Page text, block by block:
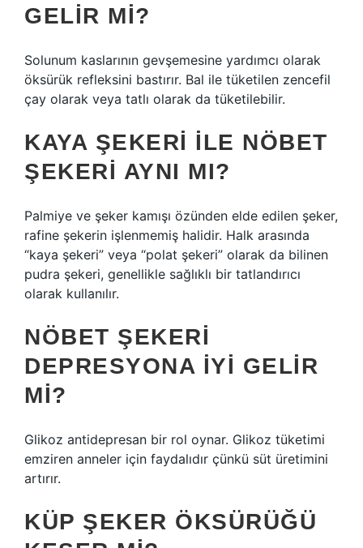
GELIR MI?
Solunum kaslarının gevşemesine yardımcı olarak
öksürük refleksini bastırır. Bal ile tüketilen zencefil
çay olarak veya tatlı olarak da tüketilebilir.
KAYA ŞEKERI ILE NÖBET
ŞEKERI AYNI MI?
Palmiye ve şeker kamışı özünden elde edilen şeker,
rafine şekerin işlenmemiş halidir. Halk arasında
“kaya şekeri” veya “polat şekeri” olarak da bilinen
pudra şekeri, genellikle sağlıklı bir tatlandırıcı
olarak kullanılır.
NÖBET ŞEKERI
DEPRESYONA IYI GELIR
MI?
Glikoz antidepresan bir rol oynar. Glikoz tüketimi
emziren anneler için faydalıdır çünkü süt üretimini
artırır.
KÜP ŞEKER ÖKSÜRÜĞÜ